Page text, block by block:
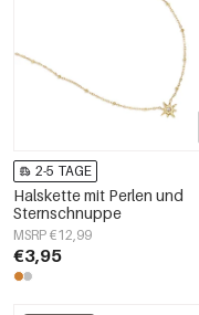
2-5 TAGE
Halskette mit Perlen und
Sternschnuppe
MSRP €12,99
€3,95